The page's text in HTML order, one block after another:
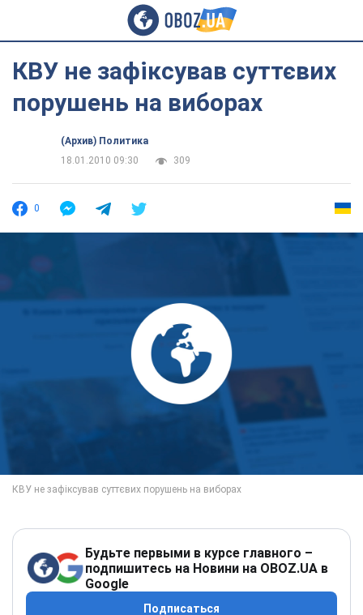
КВУ не зафіксував суттєвих
порушень на виборах
(Архив) Политика
18.01.2010 09:30
309
0
Будьте первыми в курсе главного –
подпишитесь на Новини на OBOZ.UA в
Google
Подписаться